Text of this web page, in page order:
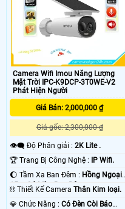
Camera Wifi Imou Năng Lượng
Mặt Trời IPC-K9DCP-3T0WE-V2
Phát Hiện Người
Giá Bán: 2,000,000 ₫
Giá gốc: 2,300,000 ₫
👁️‍🗨 Độ Phân giải : 2K Lite .
🏆 Trang Bị Công Nghệ :
IP Wifi.
🌔 Tầm Xa Ban Đêm : Hồng Ngoại
15m Có Màu Ban Ðêm.
⛓ Thiết Kế Camera Thân Kim loại.
️💎 Chức Năng : Có Ðèn Còi Báo